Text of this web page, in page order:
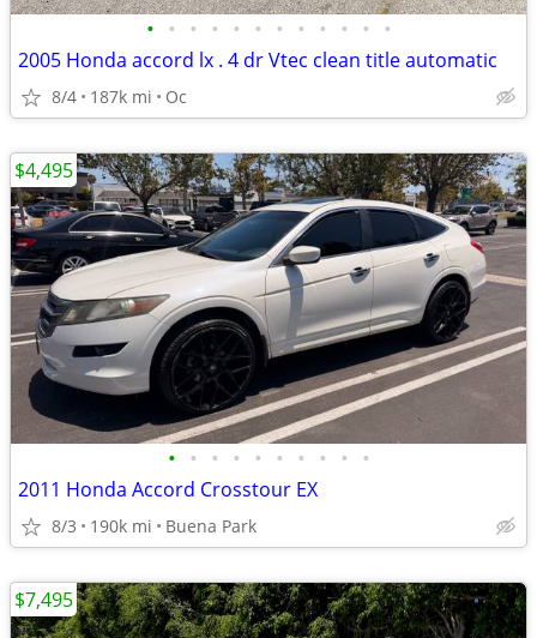
• • • • • • • • • • • •
2005 Honda accord lx . 4 dr Vtec clean title automatic
8/4 187k mi Oc
• • • • • • • • • •
2011 Honda Accord Crosstour EX
8/3 190k mi Buena Park
$4,495
$7,495